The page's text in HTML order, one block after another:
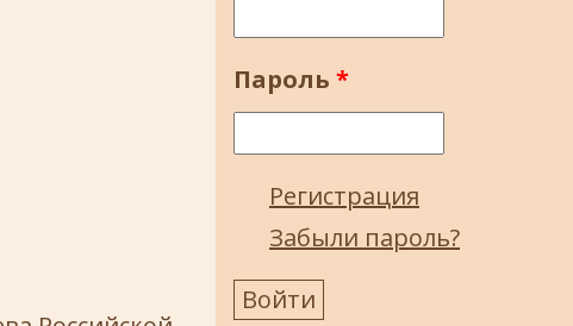
Пароль *
Регистрация
Забыли пароль?